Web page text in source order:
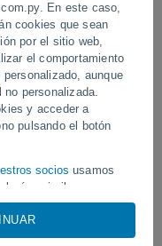
En este caso,
cookies que sean
por el sitio web,
el comportamiento
aunque
personalizada.
y acceder a
pulsando el botón
socios usamos
similares para
como su
IP y los
algunos
Un rayo impactó en un
fútbol en Narathiwat,